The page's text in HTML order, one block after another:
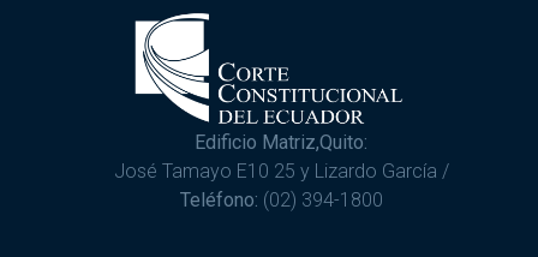
Edificio Matriz,Quito:
José Tamayo E10 25 y Lizardo García /
Teléfono: (02) 394-1800